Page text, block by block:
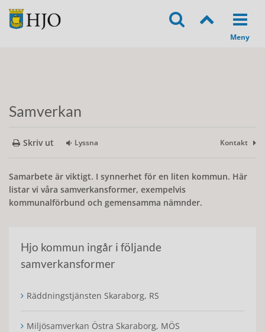
Samverkan
Skriv ut Lyssna Kontakt
Samarbete är viktigt. I synnerhet för en liten kommun. Här
listar vi våra samverkansformer, exempelvis
kommunalförbund och gemensamma nämnder.
Hjo kommun ingår i följande
samverkansformer
Räddningstjänsten Skaraborg, RS
Miljösamverkan Östra Skaraborg, MÖS